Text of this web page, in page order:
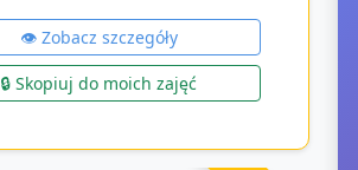
👁️ Zobacz szczegóły
🔒 Skopiuj do moich zajęć